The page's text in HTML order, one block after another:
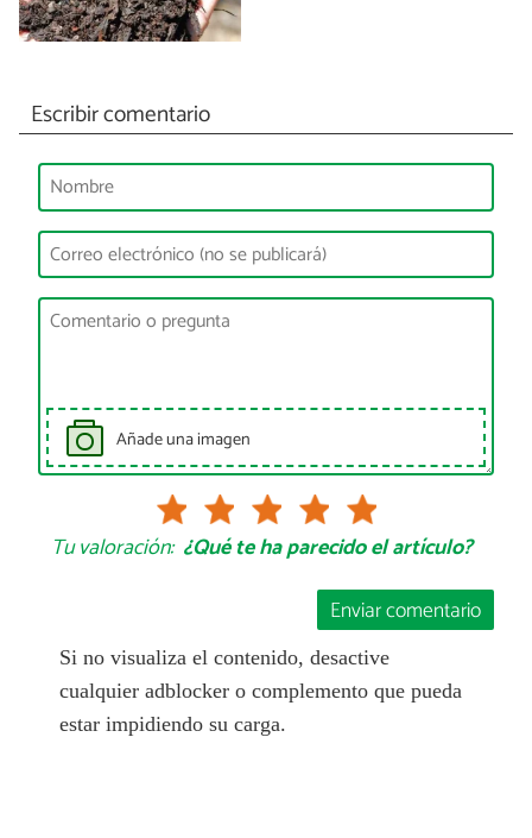
Escribir comentario
Añade una imagen
Tu valoración: ¿Qué te ha parecido el artículo?
Enviar comentario
Si no visualiza el contenido, desactive
cualquier adblocker o complemento que pueda
estar impidiendo su carga.